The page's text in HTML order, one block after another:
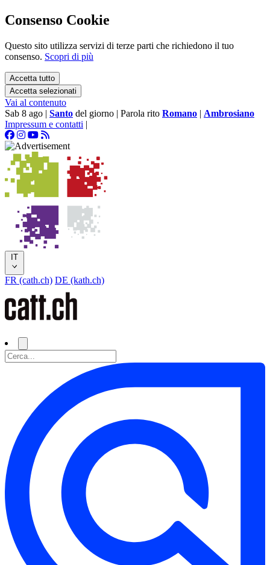
Consenso Cookie
Questo sito utilizza servizi di terze parti che richiedono il tuo
consenso. Scopri di più
Accetta tutto
Accetta selezionati
Vai al contenuto
Sab 8 ago | Santo del giorno | Parola rito Romano | Ambrosiano
Impressum e contatti |
IT
FR (cath.ch) DE (kath.ch)